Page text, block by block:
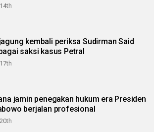
kembali periksa Sudirman Said
saksi kasus Petral
jamin penegakan hukum era Presiden
berjalan profesional